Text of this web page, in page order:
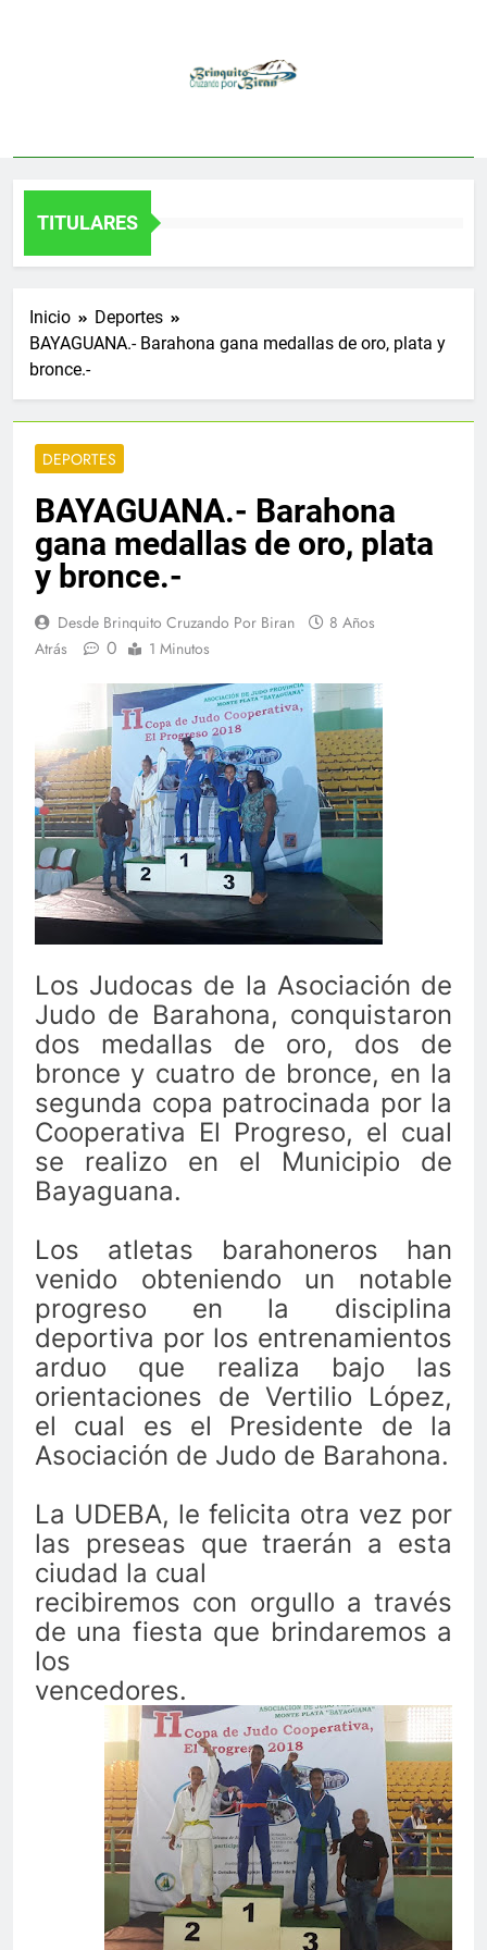
TITULARES
Inicio
Deportes
BAYAGUANA.- Barahona gana medallas de oro, plata y
bronce.-
DEPORTES
BAYAGUANA.- Barahona
gana medallas de oro, plata
y bronce.-
Desde Brinquito Cruzando Por Biran
8 Años
Atrás
0 1 Minutos
Los Judocas de la Asociación de
Judo de Barahona, conquistaron
dos medallas de oro, dos de
bronce y cuatro de bronce, en la
segunda copa patrocinada por la
Cooperativa El Progreso, el cual
se realizo en el Municipio de
Bayaguana.
Los atletas barahoneros han
venido obteniendo un notable
progreso en la disciplina
deportiva por los entrenamientos
arduo que realiza bajo las
orientaciones de Vertilio López,
el cual es el Presidente de la
Asociación de Judo de Barahona.
La UDEBA, le felicita otra vez por
las preseas que traerán a esta
ciudad la cual
recibiremos con orgullo a través
de una fiesta que brindaremos a
los
vencedores.